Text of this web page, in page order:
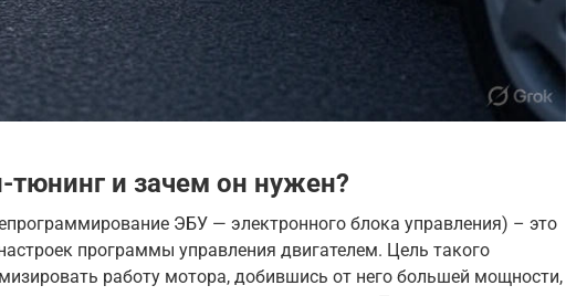
тюнинг и зачем он нужен?
ЭБУ — электронного блока управления) – это
программы управления двигателем. Цель такого
работу мотора, добившись от него большей мощности,